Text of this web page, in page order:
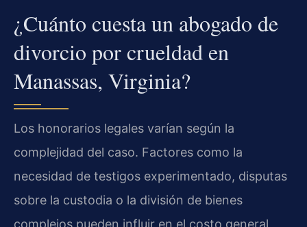
¿Cuánto cuesta un abogado de
divorcio por crueldad en
Manassas, Virginia?
Los honorarios legales varían según la
complejidad del caso. Factores como la
necesidad de testigos experimentado, disputas
sobre la custodia o la división de bienes
complejos pueden influir en el costo general.